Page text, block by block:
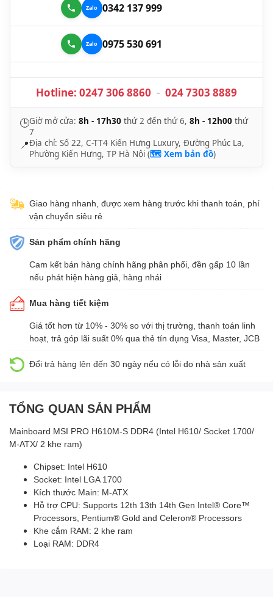
0342 137 999
0975 530 691
Hotline: 0247 306 8860 - 024 7303 8889
🕒Giờ mở cửa: 8h - 17h30 thứ 2 đến thứ 6, 8h - 12h00 thứ
7
📍Địa chỉ: Số 22, C-TT4 Kiến Hưng Luxury, Đường Phúc La,
Phường Kiến Hưng, TP Hà Nội (🗺️ Xem bản đồ)
Giao hàng nhanh, được xem hàng trước khi thanh toán, phí
vận chuyển siêu rẻ
Sản phẩm chính hãng
Cam kết bán hàng chính hãng phân phối, đền gấp 10 lần
nếu phát hiện hàng giả, hàng nhái
Mua hàng tiết kiệm
Giá tốt hơn từ 10% - 30% so với thị trường, thanh toán linh
hoạt, trả góp lãi suất 0% qua thẻ tín dụng Visa, Master, JCB
Đổi trả hàng lên đến 30 ngày nếu có lỗi do nhà sản xuất
TỔNG QUAN SẢN PHẨM
Mainboard MSI PRO H610M-S DDR4 (Intel H610/ Socket 1700/
M-ATX/ 2 khe ram)
Chipset: Intel H610
Socket: Intel LGA 1700
Kích thước Main: M-ATX
Hỗ trợ CPU: Supports 12th 13th 14th Gen Intel® Core™
Processors, Pentium® Gold and Celeron® Processors
Khe cắm RAM: 2 khe ram
Loại RAM: DDR4